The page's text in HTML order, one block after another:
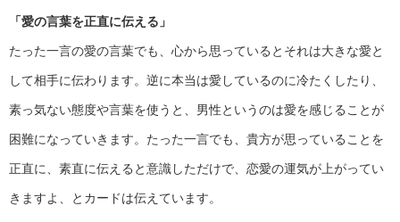
「愛の言葉を正直に伝える」
たった一言の愛の言葉でも、心から思っているとそれは大きな愛と
して相手に伝わります。逆に本当は愛しているのに冷たくしたり、
素っ気ない態度や言葉を使うと、男性というのは愛を感じることが
困難になっていきます。たった一言でも、貴方が思っていることを
正直に、素直に伝えると意識しただけで、恋愛の運気が上がってい
きますよ、とカードは伝えています。